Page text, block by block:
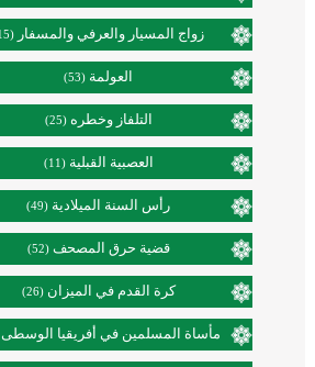
زواج المسيار والعرفي والمسفار (15)
العولمة (53)
التلفاز وخطره (25)
العصبية القبلية (11)
رأس السنة الميلادية (49)
قضية حرق المصحف (52)
كرة القدم في الميزان (26)
مأساة المسلمين في أفريقيا الوسطى